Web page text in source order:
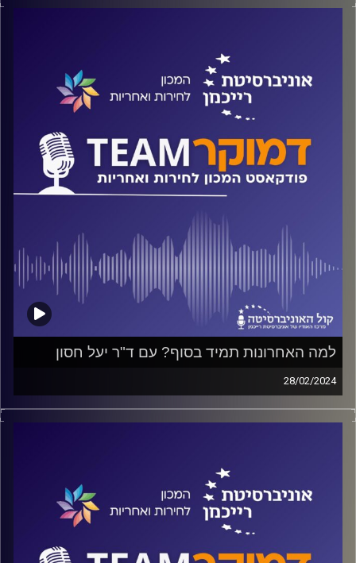
על שיטור במגזר הערבי, על המלחמה בפשע והנשק הלא חוקי,
ד"ר חיים וייצמן עם תנ"צ יגאל עזרא, סגן ראש אגף סייף
במשטרה
קרדיט תמונות:המכון לחירות ואחריות
למה האחרונות תמיד בסוף? עם ד"ר יעל חסון
28/02/2024
פודקאסט המכון לחירות ואחריות באוניברסיטת רייכמן
על העדרן של נשים משולחן מקבלי ההחלטות ואיך מושפע
מכך התקציב
וגם מה תהא השפעת העלאת המע"מ על הנשים דווקא.